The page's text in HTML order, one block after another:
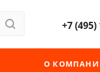
+7 (495)
О